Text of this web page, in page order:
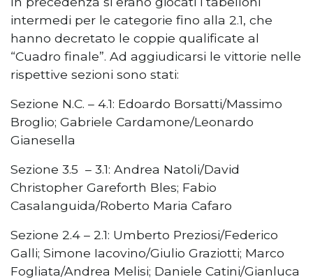
intermedi per le categorie fino alla 2.1, che
hanno decretato le coppie qualificate al
“Cuadro finale”. Ad aggiudicarsi le vittorie nelle
rispettive sezioni sono stati:
Sezione N.C. – 4.1: Edoardo Borsatti/Massimo
Broglio; Gabriele Cardamone/Leonardo
Gianesella
Sezione 3.5 – 3.1: Andrea Natoli/David
Christopher Gareforth Bles; Fabio
Casalanguida/Roberto Maria Cafaro
Sezione 2.4 – 2.1: Umberto Preziosi/Federico
Galli; Simone Iacovino/Giulio Graziotti; Marco
Fogliata/Andrea Melisi; Daniele Catini/Gianluca